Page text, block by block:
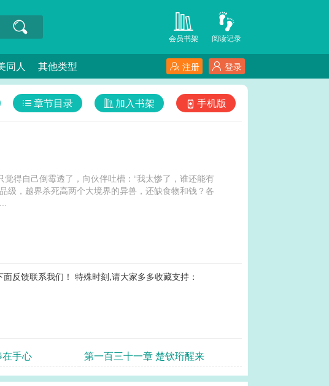
阅读记录
会员书架
同人 其他类型 登录
注册
手机版
加入书架
章节目录
得自己倒霉透了，向伙伴吐槽：“我太惨了，谁还能有
级，越界杀死高两个大境界的异兽，还缺食物和钱？各
反馈联系我们！ 特殊时刻,请大家多多收藏支持：
手心 第一百三十一章 楚钦珩醒来